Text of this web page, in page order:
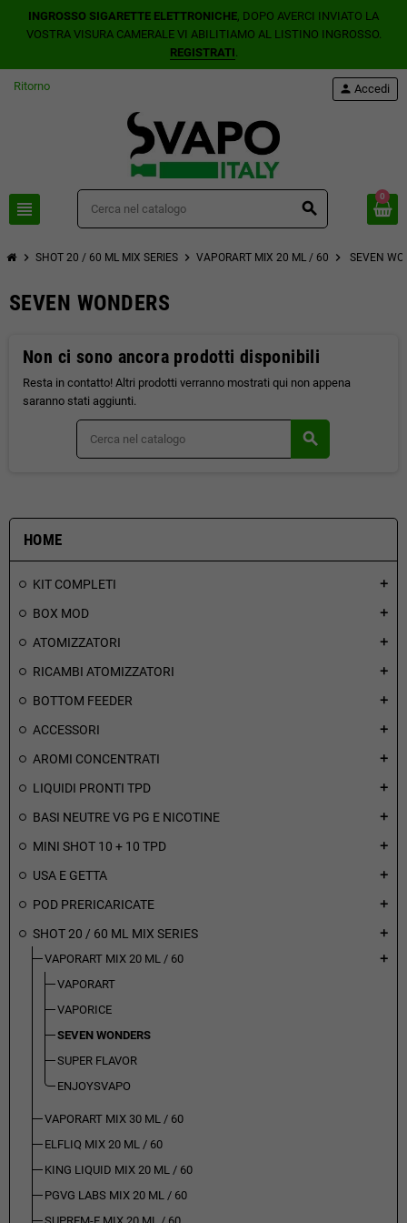
INGROSSO SIGARETTE ELETTRONICHE, DOPO AVERCI INVIATO LA
VOSTRA VISURA CAMERALE VI ABILITIAMO AL LISTINO INGROSSO.
REGISTRATI.
Ritorno
view_headline search
person Accedi
0
chevron_right SHOT 20 / 60 ML MIX SERIES chevron_right VAPORART MIX 20 ML / 60 chevron_right SEVEN
HOME
KIT COMPLETI add
BOX MOD add
ATOMIZZATORI add
RICAMBI ATOMIZZATORI add
BOTTOM FEEDER add
ACCESSORI add
AROMI CONCENTRATI add
LIQUIDI PRONTI TPD add
BASI NEUTRE VG PG E NICOTINE add
MINI SHOT 10 + 10 TPD add
USA E GETTA add
POD PRERICARICATE add
SHOT 20 / 60 ML MIX SERIES add
VAPORART MIX 20 ML / 60 add
VAPORART
VAPORICE
SEVEN WONDERS
SUPER FLAVOR
ENJOYSVAPO
VAPORART MIX 30 ML / 60
ELFLIQ MIX 20 ML / 60
KING LIQUID MIX 20 ML / 60
PGVG LABS MIX 20 ML / 60
SEVEN WONDERS
Non ci sono ancora prodotti disponibili
Resta in contatto! Altri prodotti verranno mostrati qui non appena
saranno stati aggiunti.
search